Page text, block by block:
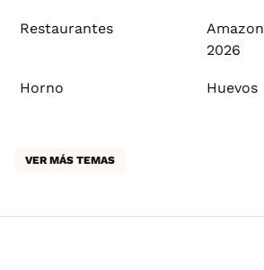
Restaurantes
2026
Horno Huevos
VER MÁS TEMAS